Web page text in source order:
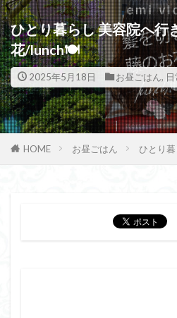
ひとり暮らし 美容院へ
花/lunch🍽️
2025年5月18日 お昼ごはん, 日
HOME お昼ごはん ひとり